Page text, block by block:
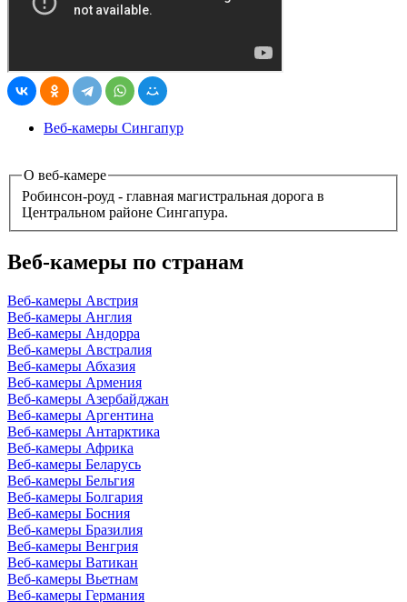
Веб-камеры Сингапур
О веб-камере
Робинсон-роуд - главная магистральная дорога в
Центральном районе Сингапура.
Веб-камеры по странам
Веб-камеры Австрия
Веб-камеры Англия
Веб-камеры Андорра
Веб-камеры Австралия
Веб-камеры Абхазия
Веб-камеры Армения
Веб-камеры Азербайджан
Веб-камеры Аргентина
Веб-камеры Антарктика
Веб-камеры Африка
Веб-камеры Беларусь
Веб-камеры Бельгия
Веб-камеры Болгария
Веб-камеры Босния
Веб-камеры Бразилия
Веб-камеры Венгрия
Веб-камеры Ватикан
Веб-камеры Вьетнам
Веб-камеры Германия